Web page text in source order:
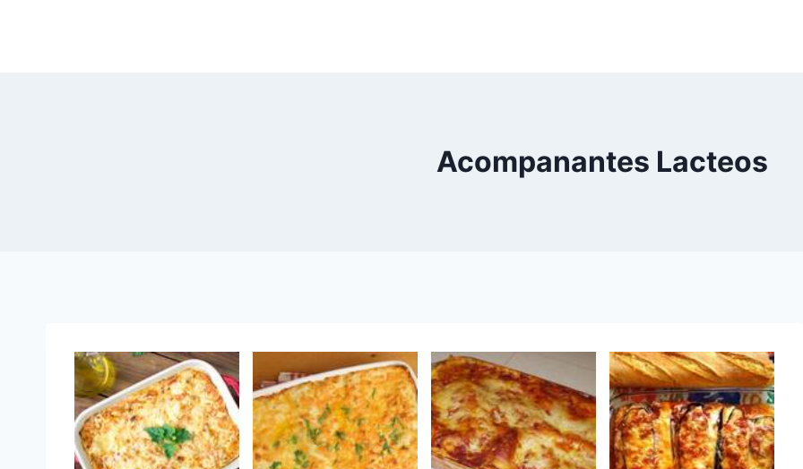
Acompanantes Lacteos